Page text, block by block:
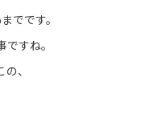
でです。
すね。
、